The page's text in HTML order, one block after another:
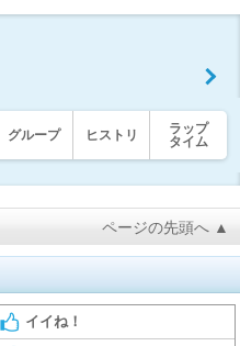
グループ ヒストリ
ラップ
タイム
ページの先頭へ ▲
イイね！